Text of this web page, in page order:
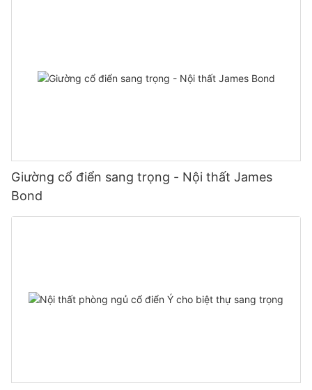
Giường cổ điển sang trọng - Nội thất James
Bond